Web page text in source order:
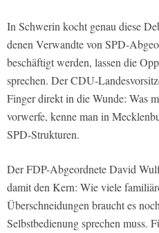
In Schwerin kocht genau diese
denen Verwandte von SPD-
beschäftigt werden, lassen die
sprechen. Der CDU-
Finger direkt in die Wunde: Was
vorwerfe, kenne man in
SPD-Strukturen.
Der FDP-Abgeordnete David
damit den Kern: Wie viele
Überschneidungen braucht es
Selbstbedienung sprechen muss.